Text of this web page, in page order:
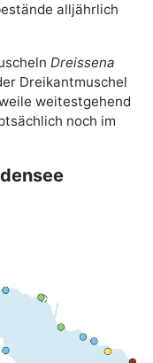
alljährlich
Dreissena
Dreikantmuschel
weitestgehend
noch im